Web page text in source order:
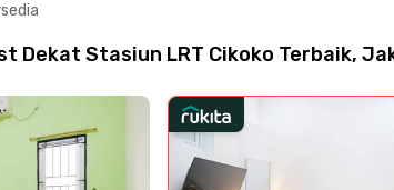
Dekat Stasiun LRT Cikoko Terbaik,